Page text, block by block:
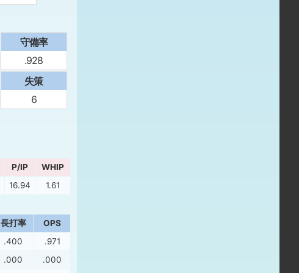
守備率
.928
失策
6
P/IP
WHIP
16.94 1.61
長打率
OPS
.400
.971
.000 .000